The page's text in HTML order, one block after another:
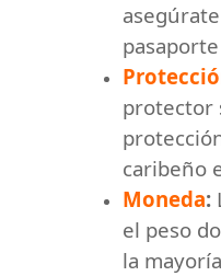
protector
caribeño
Moneda:
el peso
la